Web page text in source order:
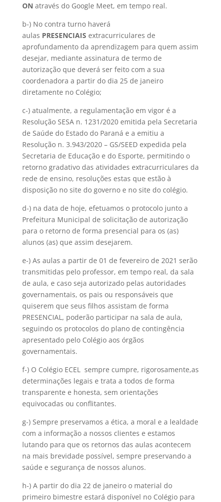
ON através do Google Meet, em tempo real.
b-) No contra turno haverá
aulas PRESENCIAIS extracurriculares de
aprofundamento da aprendizagem para quem assim
desejar, mediante assinatura de termo de
autorização que deverá ser feito com a sua
coordenadora a partir do dia 25 de janeiro
diretamente no Colégio;
c-) atualmente, a regulamentação em vigor é a
Resolução SESA n. 1231/2020 emitida pela Secretaria
de Saúde do Estado do Paraná e a emitiu a
Resolução n. 3.943/2020 – GS/SEED expedida pela
Secretaria de Educação e do Esporte, permitindo o
retorno gradativo das atividades extracurriculares da
rede de ensino, resoluções estas que estão à
disposição no site do governo e no site do colégio.
d-) na data de hoje, efetuamos o protocolo junto a
Prefeitura Municipal de solicitação de autorização
para o retorno de forma presencial para os (as)
alunos (as) que assim desejarem.
e-) As aulas a partir de 01 de fevereiro de 2021 serão
transmitidas pelo professor, em tempo real, da sala
de aula, e caso seja autorizado pelas autoridades
governamentais, os pais ou responsáveis que
quiserem que seus filhos assistam de forma
PRESENCIAL, poderão participar na sala de aula,
seguindo os protocolos do plano de contingência
apresentado pelo Colégio aos órgãos
governamentais.
f-) O Colégio ECEL sempre cumpre, rigorosamente,as
determinações legais e trata a todos de forma
transparente e honesta, sem orientações
equivocadas ou conflitantes.
g-) Sempre preservamos a ética, a moral e a lealdade
com a informação a nossos clientes e estamos
lutando para que os retornos das aulas acontecem
na mais brevidade possível, sempre preservando a
saúde e segurança de nossos alunos.
h-) A partir do dia 22 de janeiro o material do
primeiro bimestre estará disponível no Colégio para